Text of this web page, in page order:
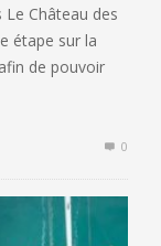
Château des
étape sur la
de pouvoir
0